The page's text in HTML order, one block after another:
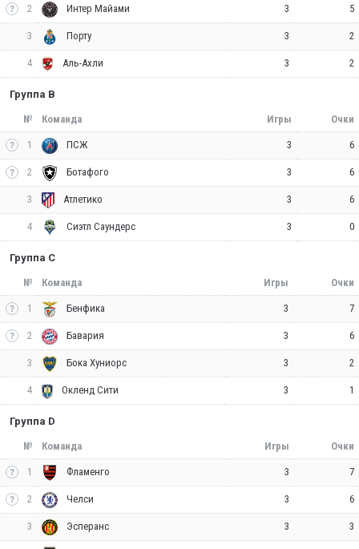
2 Интер Майами 3 5
3 Порту 3 2
4 Аль-Ахли 3 2
Группа B
№ Команда Игры Очки
1 ПСЖ 3 6
2 Ботафого 3 6
3 Атлетико 3 6
4 Сиэтл Саундерс 3 0
Группа C
№ Команда Игры Очки
1 Бенфика 3 7
2 Бавария 3 6
3 Бока Хуниорс 3 2
4 Окленд Сити 3 1
Группа D
№ Команда Игры Очки
1 Фламенго 3 7
2 Челси 3 6
3 Эсперанс 3 3